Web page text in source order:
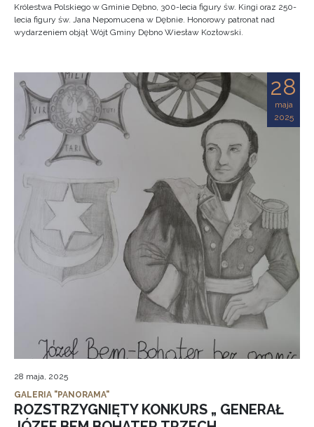
Królestwa Polskiego w Gminie Dębno, 300-lecia figury św. Kingi oraz 250-
lecia figury św. Jana Nepomucena w Dębnie. Honorowy patronat nad
wydarzeniem objął Wójt Gminy Dębno Wiesław Kozłowski.
28
maja
2025
28 maja, 2025
GALERIA "PANORAMA"
ROZSTRZYGNIĘTY KONKURS „ GENERAŁ